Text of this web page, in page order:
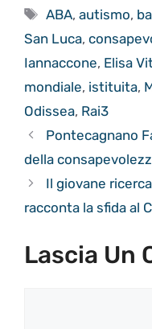
Tag
ABA,autismo,
San Luca,
Iannaccone, Elisa
mondiale, istituita,
Odissea, Rai3
Pontecagnano
della
Il giovane
racconta la sfida al
Lascia Un